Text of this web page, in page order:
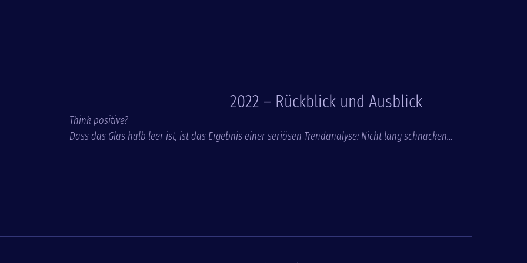
2022 – Rückblick und Ausblick
Think positive?
Dass das Glas halb leer ist, ist das Ergebnis einer seriösen Trendanalyse: Nicht lang schnacken…